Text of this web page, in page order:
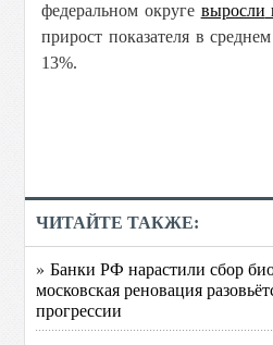
федеральном округе выросли
прирост показателя в
13%.
ЧИТАЙТЕ ТАКЖЕ:
» Банки РФ нарастили сбор
московская реновация
прогрессии